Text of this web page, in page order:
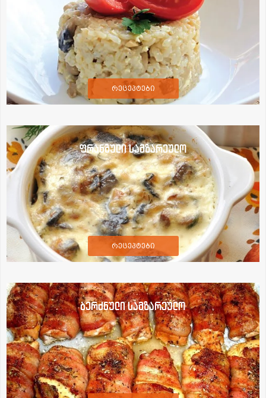
რეცეპტები
ფრანგული სამზარეულო
რეცეპტები
ბერძნული სამზარეულო